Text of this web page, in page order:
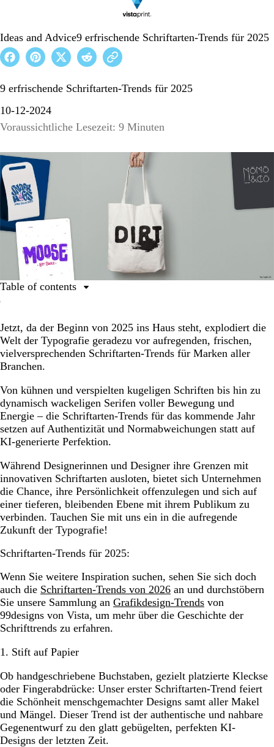
Ideas and Advice9 erfrischende Schriftarten-Trends für 2025
9 erfrischende Schriftarten-Trends für 2025
10-12-2024
Voraussichtliche Lesezeit: 9 Minuten
Jetzt, da der Beginn von 2025 ins Haus steht, explodiert die
Welt der Typografie geradezu vor aufregenden, frischen,
vielversprechenden Schriftarten-Trends für Marken aller
Branchen.
Von kühnen und verspielten kugeligen Schriften bis hin zu
dynamisch wackeligen Serifen voller Bewegung und
Energie – die Schriftarten-Trends für das kommende Jahr
setzen auf Authentizität und Normabweichungen statt auf
KI-generierte Perfektion.
Während Designerinnen und Designer ihre Grenzen mit
innovativen Schriftarten ausloten, bietet sich Unternehmen
die Chance, ihre Persönlichkeit offenzulegen und sich auf
einer tieferen, bleibenden Ebene mit ihrem Publikum zu
verbinden. Tauchen Sie mit uns ein in die aufregende
Zukunft der Typografie!
Schriftarten-Trends für 2025:
Wenn Sie weitere Inspiration suchen, sehen Sie sich doch
auch die Schriftarten-Trends von 2026 an und durchstöbern
Sie unsere Sammlung an Grafikdesign-Trends von
99designs von Vista, um mehr über die Geschichte der
Schrifttrends zu erfahren.
1. Stift auf Papier
Ob handgeschriebene Buchstaben, gezielt platzierte Kleckse
oder Fingerabdrücke: Unser erster Schriftarten-Trend feiert
die Schönheit menschgemachter Designs samt aller Makel
und Mängel. Dieser Trend ist der authentische und nahbare
Gegenentwurf zu den glatt gebügelten, perfekten KI-
Designs der letzten Zeit.
Table of contents
Verzahnte Buchstaben
Serifen-Transformation
Unerwartete Paarungen
Lässige Typen (und Typografien)
Bewegte Schriften
2D-Ballons
Kugelige Schriftarten